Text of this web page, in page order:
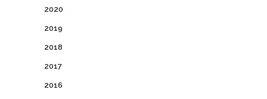
2020
2019
2018
2017
2016